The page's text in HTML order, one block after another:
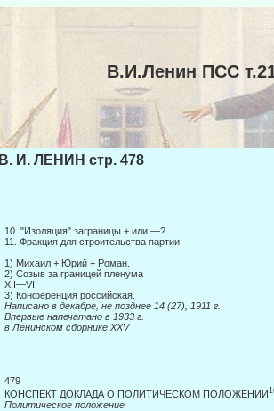
В.И.Ленин ПСС
В. И. ЛЕНИН стр. 478
10. "Изоляция" заграницы + или —?
11. Фракция для строительства партии.
1) Михаил + Юрий + Роман.
2) Созыв за границей пленума
XII—VI.
3) Конференция российская.
Написано в декабре, не позднее 14 (27), 1911 г.
Впервые напечатано в 1933 г.
в Ленинском сборнике XXV
479
КОНСПЕКТ ДОКЛАДА О ПОЛИТИЧЕСКОМ ПОЛОЖЕНИИ
Политическое положение